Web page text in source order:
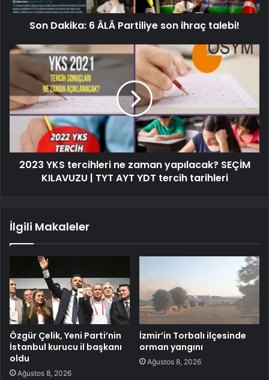
Son Dakika: 6 ÂLÂ Partiliye son ihraç talebi!
2023 YKS tercihleri ​​ne zaman yapılacak? SEÇİM
KILAVUZU | TYT AYT YDT tercih tarihleri
İlgili Makaleler
Özgür Çelik, Yeni Parti’nin
İstanbul kurucu il başkanı
oldu
Ağustos 8, 2026
İzmir’in Torbalı ilçesinde
orman yangını
Ağustos 8, 2026